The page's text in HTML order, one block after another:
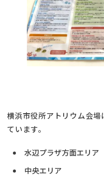
横浜市役所アトリウム会
ています。
水辺プラザ方面エリア
中央エリア